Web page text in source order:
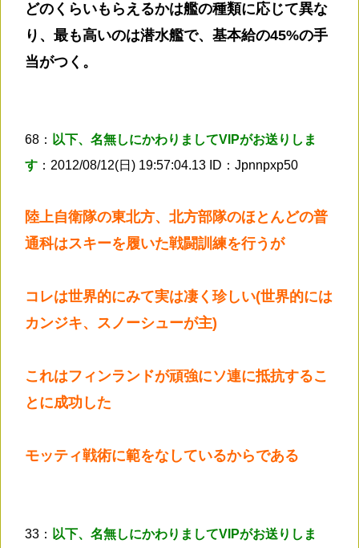
どのくらいもらえるかは艦の種類に応じて異な
り、最も高いのは潜水艦で、基本給の45%の手
当がつく。
68： 以下、名無しにかわりましてVIPがお送りしま
す ：2012/08/12(日) 19:57:04.13 ID：Jpnnpxp50
陸上自衛隊の東北方、北方部隊のほとんどの普
通科はスキーを履いた戦闘訓練を行うが
コレは世界的にみて実は凄く珍しい(世界的には
カンジキ、スノーシューが主)
これはフィンランドが頑強にソ連に抵抗するこ
とに成功した
モッティ戦術に範をなしているからである
33： 以下、名無しにかわりましてVIPがお送りしま